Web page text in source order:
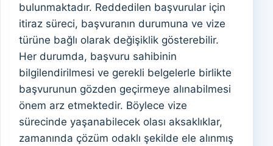
bulunmaktadır. Reddedilen başvurular için
itiraz süreci, başvuranın durumuna ve vize
türüne bağlı olarak değişiklik gösterebilir.
Her durumda, başvuru sahibinin
bilgilendirilmesi ve gerekli belgelerle birlikte
başvurunun gözden geçirmeye alınabilmesi
önem arz etmektedir. Böylece vize
sürecinde yaşanabilecek olası aksaklıklar,
zamanında çözüm odaklı şekilde ele alınmış